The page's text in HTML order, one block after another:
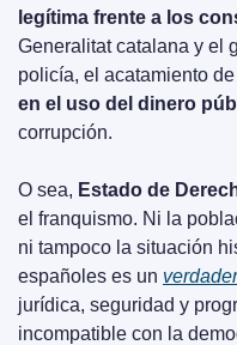
legítima frente a los
Generalitat catalana y el
policía, el acatamiento
en el uso del dinero
corrupción.
O sea, Estado de
el franquismo. Ni la
ni tampoco la situación
españoles es un
jurídica, seguridad y
incompatible con la